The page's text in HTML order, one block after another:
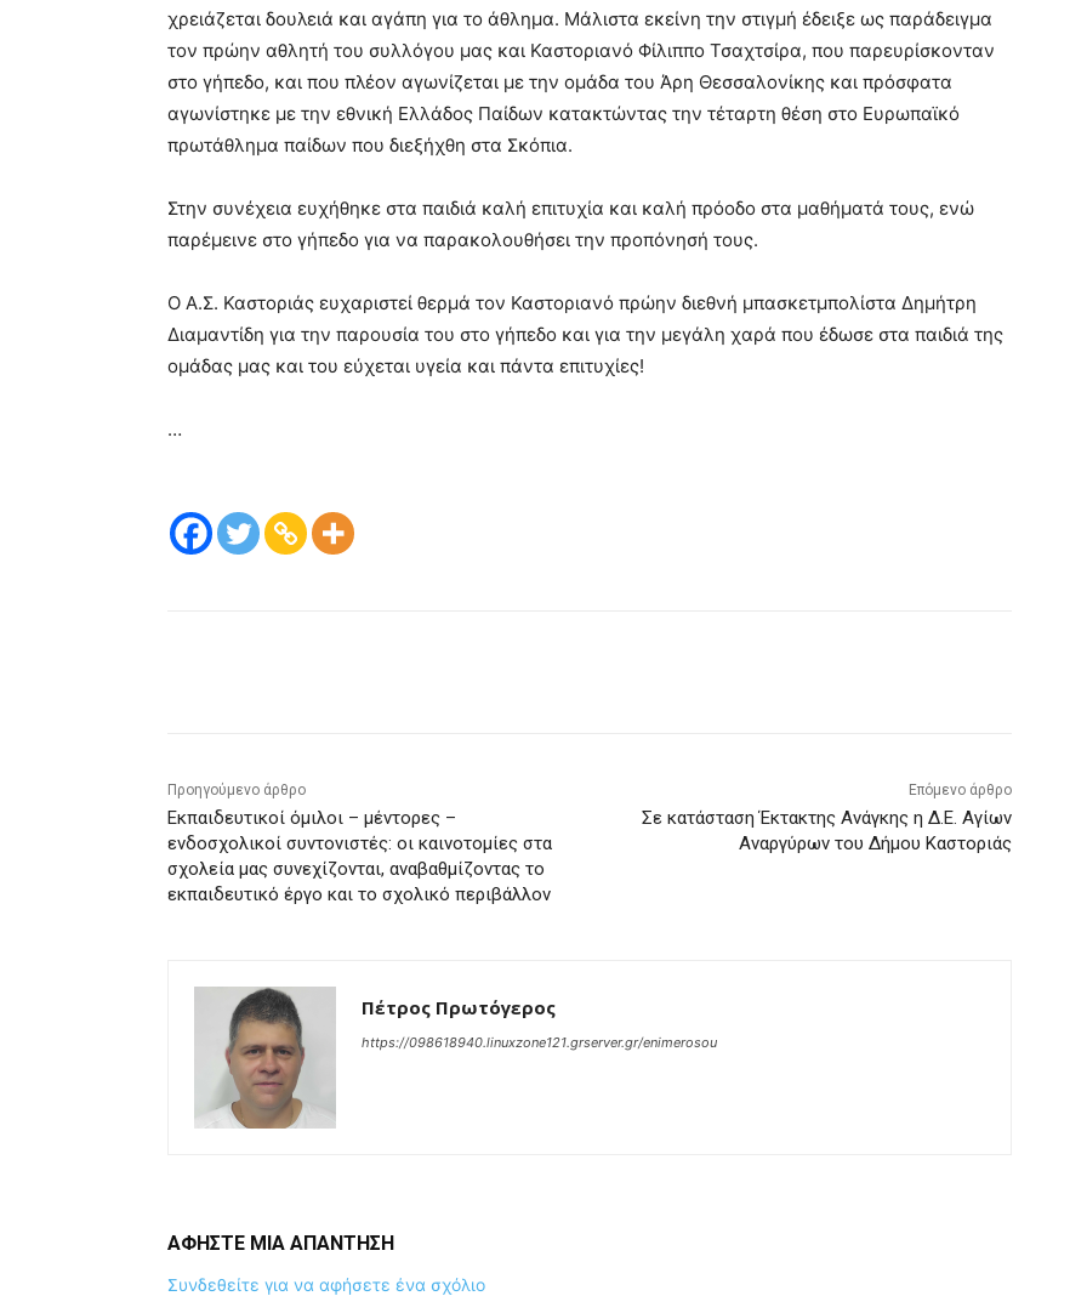
χρειάζεται δουλειά και αγάπη για το άθλημα. Μάλιστα εκείνη την στιγμή έδειξε ως παράδειγμα
τον πρώην αθλητή του συλλόγου μας και Καστοριανό Φίλιππο Τσαχτσίρα, που παρευρίσκονταν
στο γήπεδο, και που πλέον αγωνίζεται με την ομάδα του Άρη Θεσσαλονίκης και πρόσφατα
αγωνίστηκε με την εθνική Ελλάδος Παίδων κατακτώντας την τέταρτη θέση στο Ευρωπαϊκό
πρωτάθλημα παίδων που διεξήχθη στα Σκόπια.
Στην συνέχεια ευχήθηκε στα παιδιά καλή επιτυχία και καλή πρόοδο στα μαθήματά τους, ενώ
παρέμεινε στο γήπεδο για να παρακολουθήσει την προπόνησή τους.
Ο Α.Σ. Καστοριάς ευχαριστεί θερμά τον Καστοριανό πρώην διεθνή μπασκετμπολίστα Δημήτρη
Διαμαντίδη για την παρουσία του στο γήπεδο και για την μεγάλη χαρά που έδωσε στα παιδιά της
ομάδας μας και του εύχεται υγεία και πάντα επιτυχίες!
…
Προηγούμενο άρθρο
Εκπαιδευτικοί όμιλοι – μέντορες –
ενδοσχολικοί συντονιστές: οι καινοτομίες στα
σχολεία μας συνεχίζονται, αναβαθμίζοντας το
εκπαιδευτικό έργο και το σχολικό περιβάλλον
Επόμενο άρθρο
Σε κατάσταση Έκτακτης Ανάγκης η Δ.Ε. Αγίων
Αναργύρων του Δήμου Καστοριάς
Πέτρος Πρωτόγερος
https://098618940.linuxzone121.grserver.gr/enimerosou
ΑΦΗΣΤΕ ΜΙΑ ΑΠΑΝΤΗΣΗ
Συνδεθείτε για να αφήσετε ένα σχόλιο